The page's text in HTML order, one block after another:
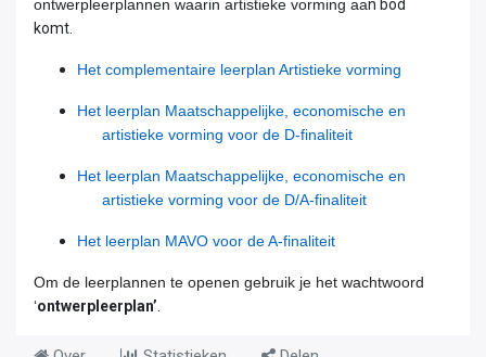
ontwerpleerplannen waarin artistieke vorming aan bod
komt.
Het complementaire leerplan Artistieke vorming
Het leerplan Maatschappelijke, economische en
artistieke vorming voor de D-finaliteit
Het leerplan Maatschappelijke, economische en
artistieke vorming voor de D/A-finaliteit
Het leerplan MAVO voor de A-finaliteit
Om de leerplannen te openen gebruik je het wachtwoord
‘ontwerpleerplan’